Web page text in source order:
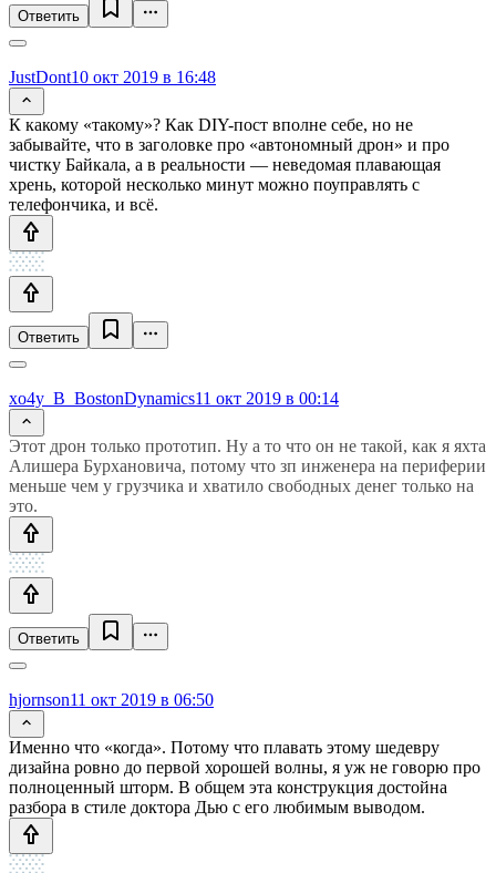
Ответить
JustDont10 окт 2019 в 16:48
К какому «такому»? Как DIY-пост вполне себе, но не
забывайте, что в заголовке про «автономный дрон» и про
чистку Байкала, а в реальности — неведомая плавающая
хрень, которой несколько минут можно поуправлять с
телефончика, и всё.
Ответить
xo4y_B_BostonDynamics11 окт 2019 в 00:14
Этот дрон только прототип. Ну а то что он не такой, как я яхта
Алишера Бурхановича, потому что зп инженера на периферии
меньше чем у грузчика и хватило свободных денег только на
это.
Ответить
hjornson11 окт 2019 в 06:50
Именно что «когда». Потому что плавать этому шедевру
дизайна ровно до первой хорошей волны, я уж не говорю про
полноценный шторм. В общем эта конструкция достойна
разбора в стиле доктора Дью с его любимым выводом.